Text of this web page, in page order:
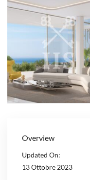
Overview
Updated On:
13 Ottobre 2023